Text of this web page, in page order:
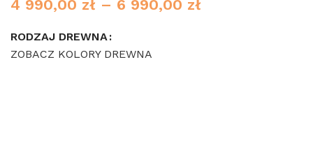
4 990,00 zł – 6 990,00 zł
RODZAJ DREWNA
ZOBACZ KOLORY DREWNA